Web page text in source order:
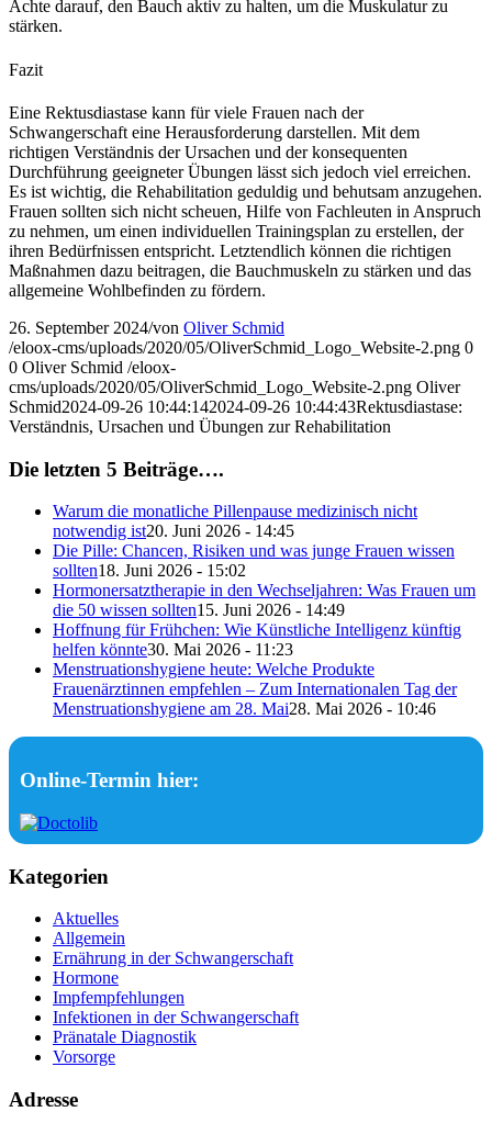
Achte darauf, den Bauch aktiv zu halten, um die Muskulatur zu
stärken.
Fazit
Eine Rektusdiastase kann für viele Frauen nach der
Schwangerschaft eine Herausforderung darstellen. Mit dem
richtigen Verständnis der Ursachen und der konsequenten
Durchführung geeigneter Übungen lässt sich jedoch viel erreichen.
Es ist wichtig, die Rehabilitation geduldig und behutsam anzugehen.
Frauen sollten sich nicht scheuen, Hilfe von Fachleuten in Anspruch
zu nehmen, um einen individuellen Trainingsplan zu erstellen, der
ihren Bedürfnissen entspricht. Letztendlich können die richtigen
Maßnahmen dazu beitragen, die Bauchmuskeln zu stärken und das
allgemeine Wohlbefinden zu fördern.
26. September 2024/von Oliver Schmid
/eloox-cms/uploads/2020/05/OliverSchmid_Logo_Website-2.png 0
0 Oliver Schmid /eloox-
cms/uploads/2020/05/OliverSchmid_Logo_Website-2.png Oliver
Schmid2024-09-26 10:44:142024-09-26 10:44:43Rektusdiastase:
Verständnis, Ursachen und Übungen zur Rehabilitation
Die letzten 5 Beiträge….
Warum die monatliche Pillenpause medizinisch nicht
notwendig ist20. Juni 2026 - 14:45
Die Pille: Chancen, Risiken und was junge Frauen wissen
sollten18. Juni 2026 - 15:02
Hormonersatztherapie in den Wechseljahren: Was Frauen um
die 50 wissen sollten15. Juni 2026 - 14:49
Hoffnung für Frühchen: Wie Künstliche Intelligenz künftig
helfen könnte30. Mai 2026 - 11:23
Menstruationshygiene heute: Welche Produkte
Frauenärztinnen empfehlen – Zum Internationalen Tag der
Menstruationshygiene am 28. Mai28. Mai 2026 - 10:46
Online-Termin hier:
Kategorien
Aktuelles
Allgemein
Ernährung in der Schwangerschaft
Hormone
Impfempfehlungen
Infektionen in der Schwangerschaft
Pränatale Diagnostik
Vorsorge
Adresse